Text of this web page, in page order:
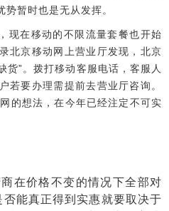
势暂时也是无从发挥。
现在移动的不限流量套餐也开始
北京移动网上营业厅发现，北京
货”。拨打移动客服电话，客服人
若要办理需提前去营业厅咨询。
的想法，在今年已经注定不可实
在价格不变的情况下全部对
能真正得到实惠就要取决于